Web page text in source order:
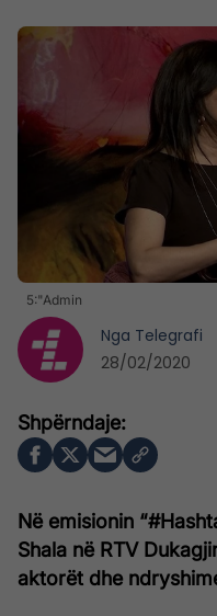
5:"Admin
Në emisionin
Shala në RTV
aktorët dhe
Nga Telegrafi
28/02/2020